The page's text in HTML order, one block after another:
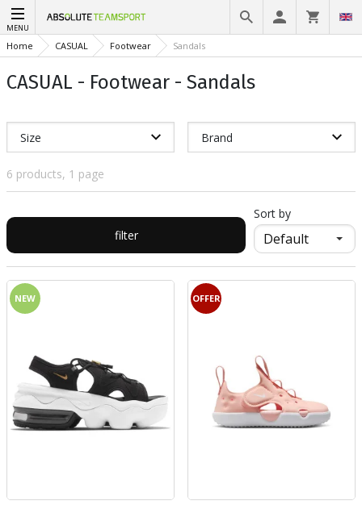
MENU
Home CASUAL Footwear Sandals
CASUAL - Footwear - Sandals
Size Brand
6 products, 1 page
filter
Sort by
NEW OFFER